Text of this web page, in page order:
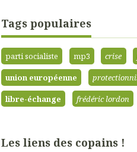
Tags populaires
parti socialiste mp3 crise
union européenne
libre-échange
frédéric lordon
Les liens des copains !